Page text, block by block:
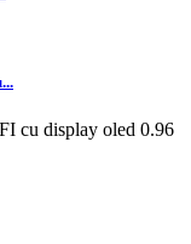
cu display oled 0.96